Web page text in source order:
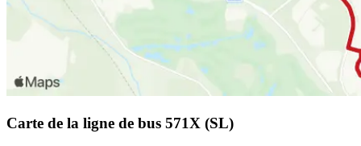
Carte de la ligne de bus 571X (SL)